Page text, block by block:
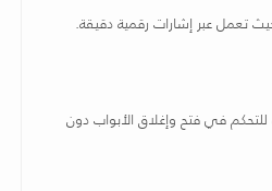
تعمل عبر إشارات رقمية دقيقة.
في فتح وإغلاق الأبواب دون